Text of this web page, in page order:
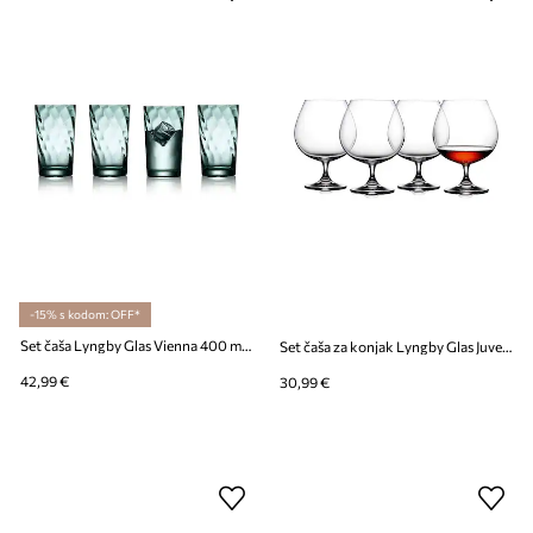
-15% s kodom: OFF*
42,99 €
Set čaša za konjak Lyngby Glas Juvel 690 ml 4-pack
30,99 €